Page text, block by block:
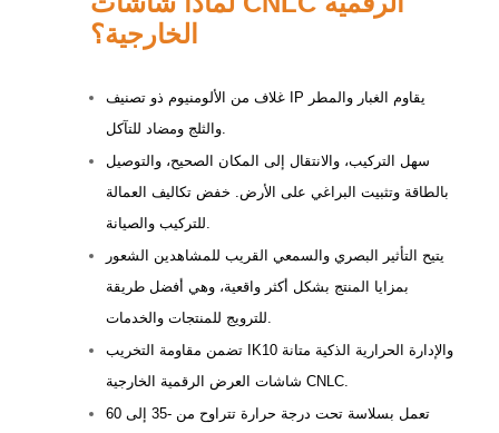
الخارجية؟
غلاف من الألومنيوم ذو تصنيف IP يقاوم الغبار والمطر
والثلج ومضاد للتآكل.
سهل التركيب، والانتقال إلى المكان الصحيح، والتوصيل
بالطاقة وتثبيت البراغي على الأرض. خفض تكاليف العمالة
للتركيب والصيانة.
يتيح التأثير البصري والسمعي القريب للمشاهدين الشعور
بمزايا المنتج بشكل أكثر واقعية، وهي أفضل طريقة
للترويج للمنتجات والخدمات.
تضمن مقاومة التخريب IK10 والإدارة الحرارية الذكية متانة
شاشات العرض الرقمية الخارجية CNLC.
تعمل بسلاسة تحت درجة حرارة تتراوح من -35 إلى 60